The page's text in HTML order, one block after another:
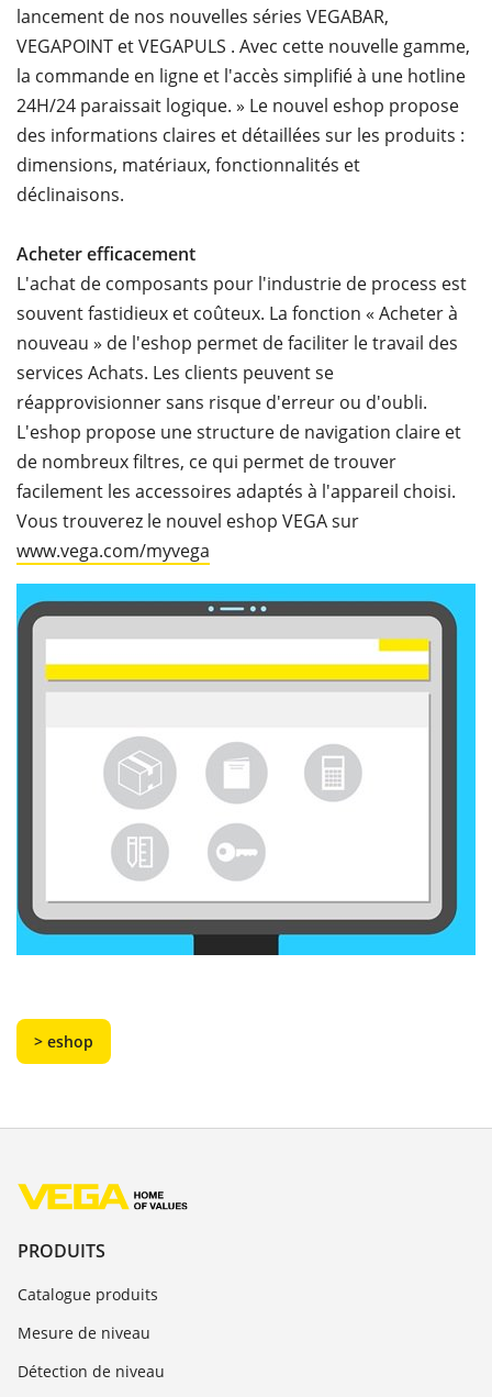
lancement de nos nouvelles séries VEGABAR,
VEGAPOINT et VEGAPULS . Avec cette nouvelle gamme,
la commande en ligne et l'accès simplifié à une hotline
24H/24 paraissait logique. » Le nouvel eshop propose
des informations claires et détaillées sur les produits :
dimensions, matériaux, fonctionnalités et
déclinaisons.
Acheter efficacement
L'achat de composants pour l'industrie de process est
souvent fastidieux et coûteux. La fonction « Acheter à
nouveau » de l'eshop permet de faciliter le travail des
services Achats. Les clients peuvent se
réapprovisionner sans risque d'erreur ou d'oubli.
L'eshop propose une structure de navigation claire et
de nombreux filtres, ce qui permet de trouver
facilement les accessoires adaptés à l'appareil choisi.
Vous trouverez le nouvel eshop VEGA sur
www.vega.com/myvega
> eshop
PRODUITS
Catalogue produits
Mesure de niveau
Détection de niveau